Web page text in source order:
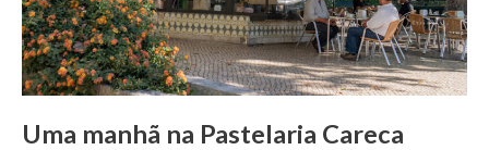
Uma manhã na Pastelaria Careca